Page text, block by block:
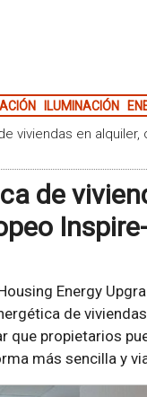
ILUMINACIÓN
viviendas en alquiler,
de
Energy
de
que propietarios
más sencilla y